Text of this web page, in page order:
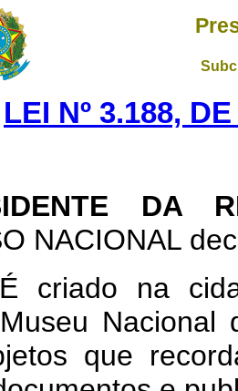
LEI Nº 3.188,
DA
NACIONAL
criado na
Nacional
que